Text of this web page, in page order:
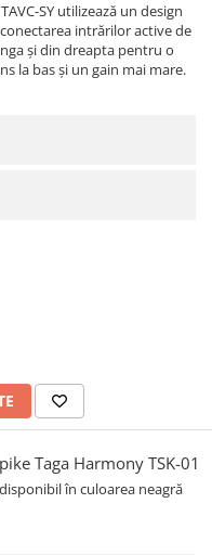
SY utilizează un design
intrărilor active de
și din dreapta pentru o
la bas și un gain mai mare.
Taga Harmony TSK-01
în culoarea neagră